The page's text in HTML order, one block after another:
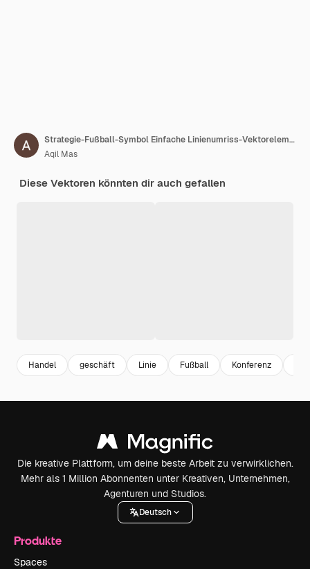
Strategie-Fußball-Symbol Einfache Linienumriss-Vektorelemente von Fußball für UI und UX-Website oder
Aqil Mas
Diese Vektoren könnten dir auch gefallen
Handel geschäft Linie Fußball Konferenz
Die kreative Plattform, um deine beste Arbeit zu verwirklichen.
Mehr als 1 Million Abonnenten unter Kreativen, Unternehmen,
Agenturen und Studios.
Deutsch
Produkte
Spaces